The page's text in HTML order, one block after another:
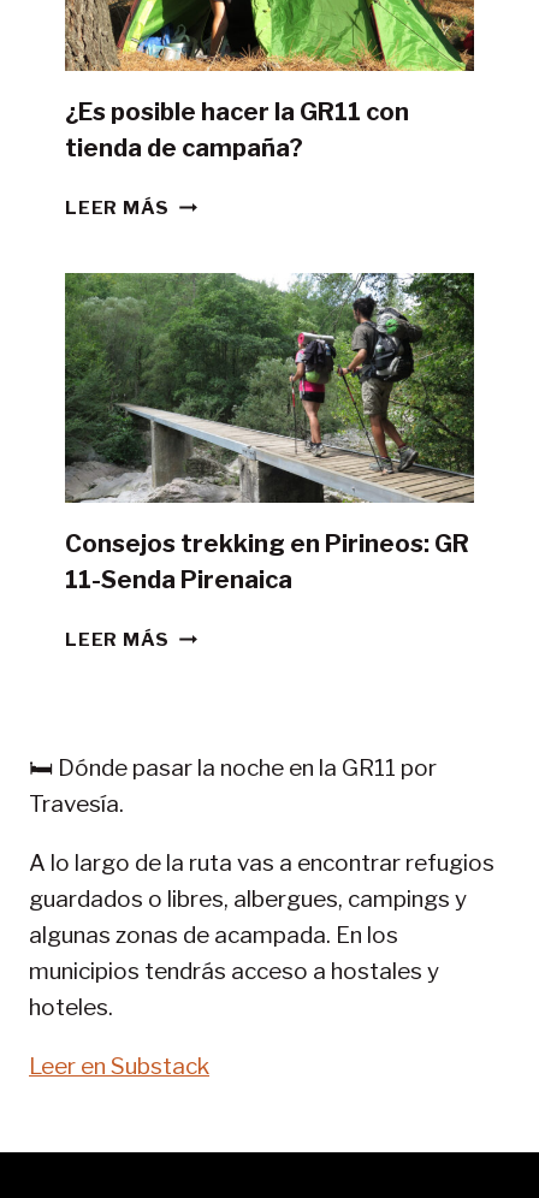
¿Es posible hacer la GR11 con
tienda de campaña?
LEER MÁS ¿ES
LA
GR11
CON
TIENDA
DE
CAMPAÑA?
Consejos trekking en Pirineos: GR
11-Senda Pirenaica
LEER MÁS CONSEJOS
11-
🛏️ Dónde pasar la noche en la GR11 por
Travesía.
A lo largo de la ruta vas a encontrar refugios
guardados o libres, albergues, campings y
algunas zonas de acampada. En los
municipios tendrás acceso a hostales y
hoteles.
Leer en Substack